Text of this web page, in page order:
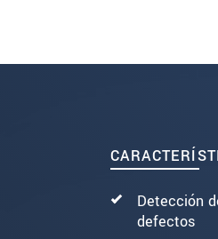
Detección
defectos